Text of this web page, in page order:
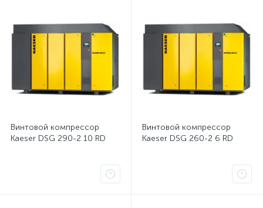
Винтовой компрессор
Kaeser DSG 290-2 10 RD
Винтовой компрессор
Kaeser DSG 260-2 6 RD